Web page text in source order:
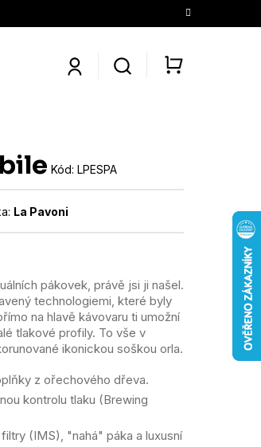
KONTAKTY O NÁS
Kód: LPESPA
La Pavoni
pákovek, právě jsi ji našel.
technologiemi, které byly
na hlavě kávovaru ti umožní
tlakové profily. To vše v
ikonickou soškou orla.
z ořechového dřeva.
kontrolu tlaku (Brewing
(IMS), "nahá" páka a luxusní